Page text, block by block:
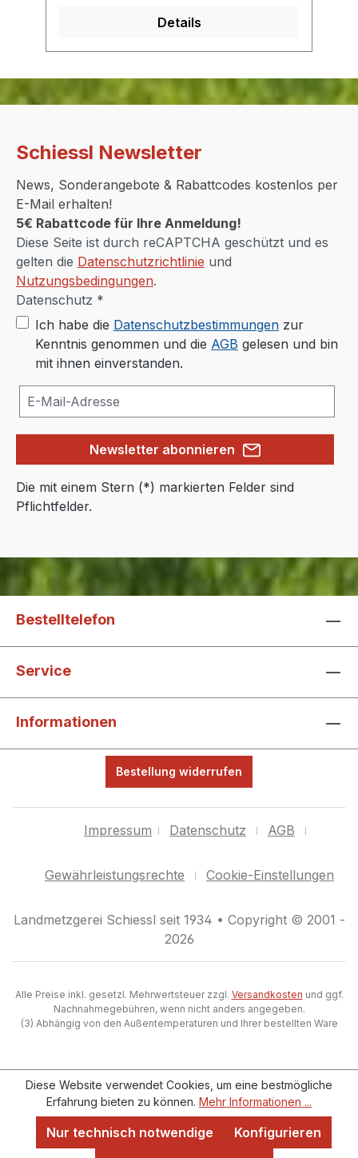
Details
Schiessl Newsletter
News, Sonderangebote & Rabattcodes kostenlos per
E-Mail erhalten!
5€ Rabattcode für Ihre Anmeldung!
Diese Seite ist durch reCAPTCHA geschützt und es
gelten die Datenschutzrichtlinie und
Nutzungsbedingungen.
Datenschutz *
Ich habe die Datenschutzbestimmungen zur
Kenntnis genommen und die AGB gelesen und bin
mit ihnen einverstanden.
Newsletter abonnieren
Die mit einem Stern (*) markierten Felder sind
Pflichtfelder.
Bestelltelefon
Service
Informationen
Bestellung widerrufen
Impressum Datenschutz AGB
Gewährleistungsrechte Cookie-Einstellungen
Landmetzgerei Schiessl seit 1934 • Copyright © 2001 -
2026
Alle Preise inkl. gesetzl. Mehrwertsteuer zzgl. Versandkosten und ggf.
Nachnahmegebühren, wenn nicht anders angegeben.
(3) Abhängig von den Außentemperaturen und Ihrer bestellten Ware
Diese Website verwendet Cookies, um eine bestmögliche
Erfahrung bieten zu können. Mehr Informationen ...
Nur technisch notwendige
Konfigurieren